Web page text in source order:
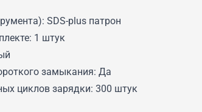
SDS-plus патрон
1 штук
замыкания: Да
циклов зарядки: 300 штук